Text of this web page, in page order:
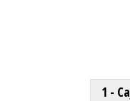
1 -